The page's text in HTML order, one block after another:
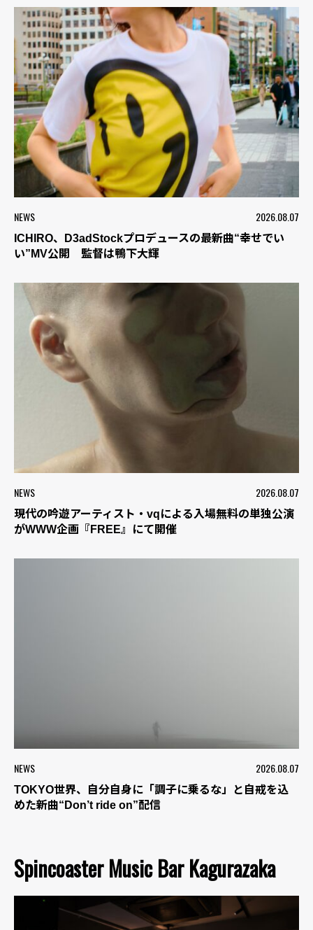
NEWS 2026.08.07
ICHIRO、D3adStockプロデュースの最新曲“幸せでい
い”MV公開 監督は鴨下大輝
NEWS 2026.08.07
現代の吟遊アーティスト・vqによる入場無料の単独公演
がWWW企画『FREE』にて開催
NEWS 2026.08.07
TOKYO世界、自分自身に「調子に乗るな」と自戒を込
めた新曲“Don’t ride on”配信
Spincoaster Music Bar Kagurazaka